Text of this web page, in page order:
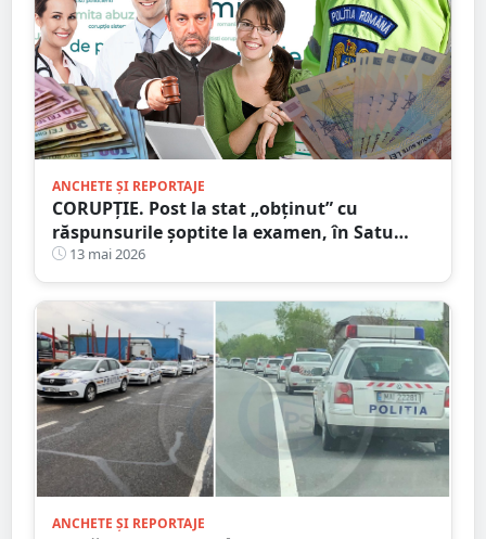
ANCHETE ȘI REPORTAJE
CORUPȚIE. Post la stat „obținut” cu
răspunsurile șoptite la examen, în Satu
Mare. Nici la muncă nu trebuie să mergi
13 mai 2026
ANCHETE ȘI REPORTAJE